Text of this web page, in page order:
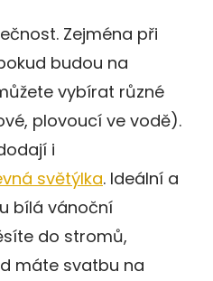
Zejména při
budou na
vybírat různé
plovoucí ve vodě).
i
světýlka. Ideální a
bílá vánoční
do stromů,
máte svatbu na